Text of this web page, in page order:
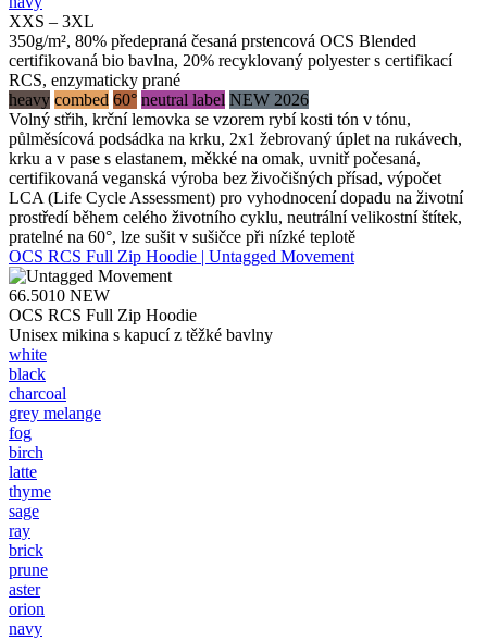
XXS – 3XL
350g/m², 80% předepraná česaná prstencová OCS Blended
certifikovaná bio bavlna, 20% recyklovaný polyester s certifikací
RCS, enzymaticky prané
heavy combed 60° neutral label NEW 2026
Volný střih, krční lemovka se vzorem rybí kosti tón v tónu,
půlměsícová podsádka na krku, 2x1 žebrovaný úplet na rukávech,
krku a v pase s elastanem, měkké na omak, uvnitř počesaná,
certifikovaná veganská výroba bez živočišných přísad, výpočet
LCA (Life Cycle Assessment) pro vyhodnocení dopadu na životní
prostředí během celého životního cyklu, neutrální velikostní štítek,
pratelné na 60°, lze sušit v sušičce při nízké teplotě
OCS RCS Full Zip Hoodie | Untagged Movement
66.5010 NEW
OCS RCS Full Zip Hoodie
Unisex mikina s kapucí z těžké bavlny
white
black
charcoal
grey melange
fog
birch
latte
thyme
sage
ray
brick
prune
aster
orion
navy